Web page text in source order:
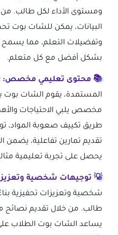
ومستوى الأداء لكل طالب. من
البيانات، يمكن للشات بوت
وتفضيلات التعلم، مما
بشكل أفضل مع كل متعلم.
📚 محتوى تعليمي مخصص:
المستمدة، يقوم الشات بوت
مخصص يلبي الاحتياجات
طريق تكييف صعوبة المواد،
تقديم تمارين تفاعلية،
يحصل على تجربة تعليمية
💡 توجيهات شخصية
شخصية وتعزيزات تحفيزية
طالب. من خلال تقديم
يساعد الشات بوت الطلاب